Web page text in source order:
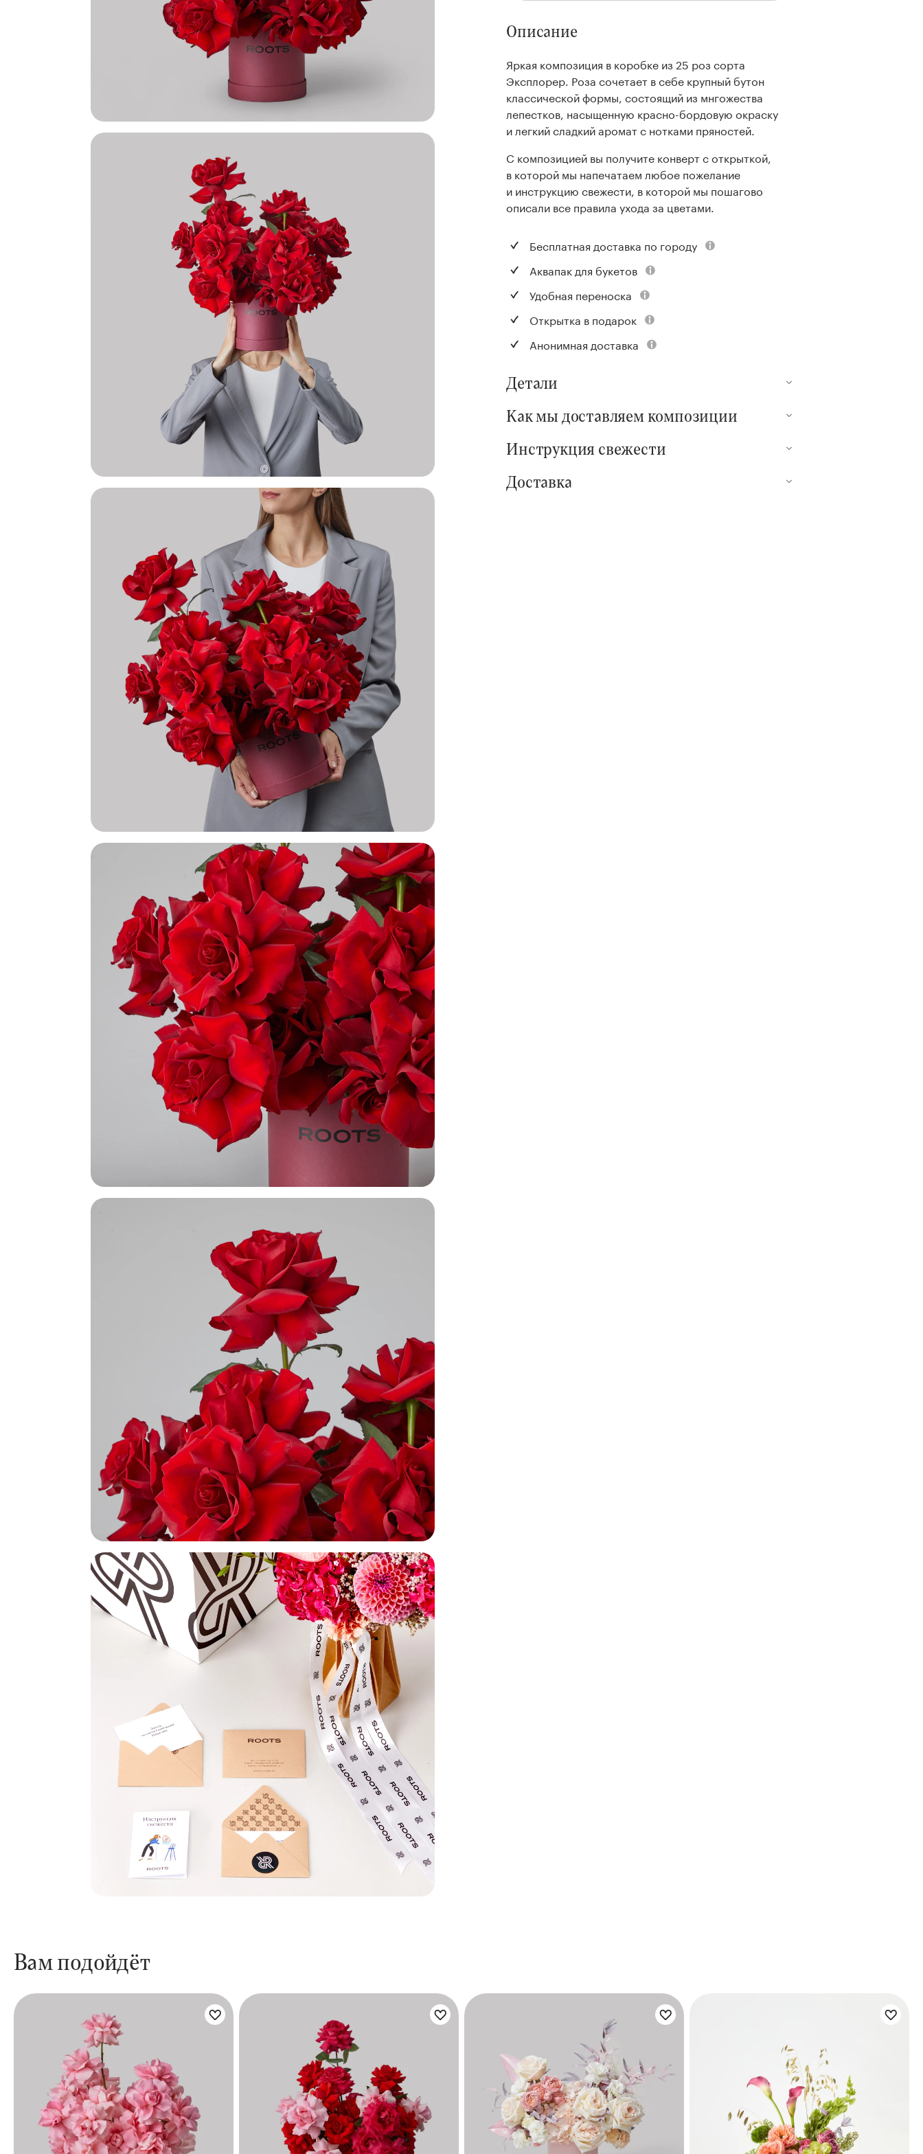
Описание
Яркая композиция в коробке из 25 роз сорта
Эксплорер. Роза сочетает в себе крупный бутон
классической формы, состоящий из мнгожества
лепестков, насыщенную красно-бордовую окраску
и легкий сладкий аромат с нотками пряностей.
С композицией вы получите конверт с открыткой,
в которой мы напечатаем любое пожелание
и инструкцию свежести, в которой мы пошагово
описали все правила ухода за цветами.
Бесплатная доставка по городу
Аквапак для букетов
Удобная переноска
Открытка в подарок
Анонимная доставка
Детали
Как мы доставляем композиции
Инструкция свежести
Доставка
Вам подойдёт
Цветы букета: Цветы букета:
Цветы букета: